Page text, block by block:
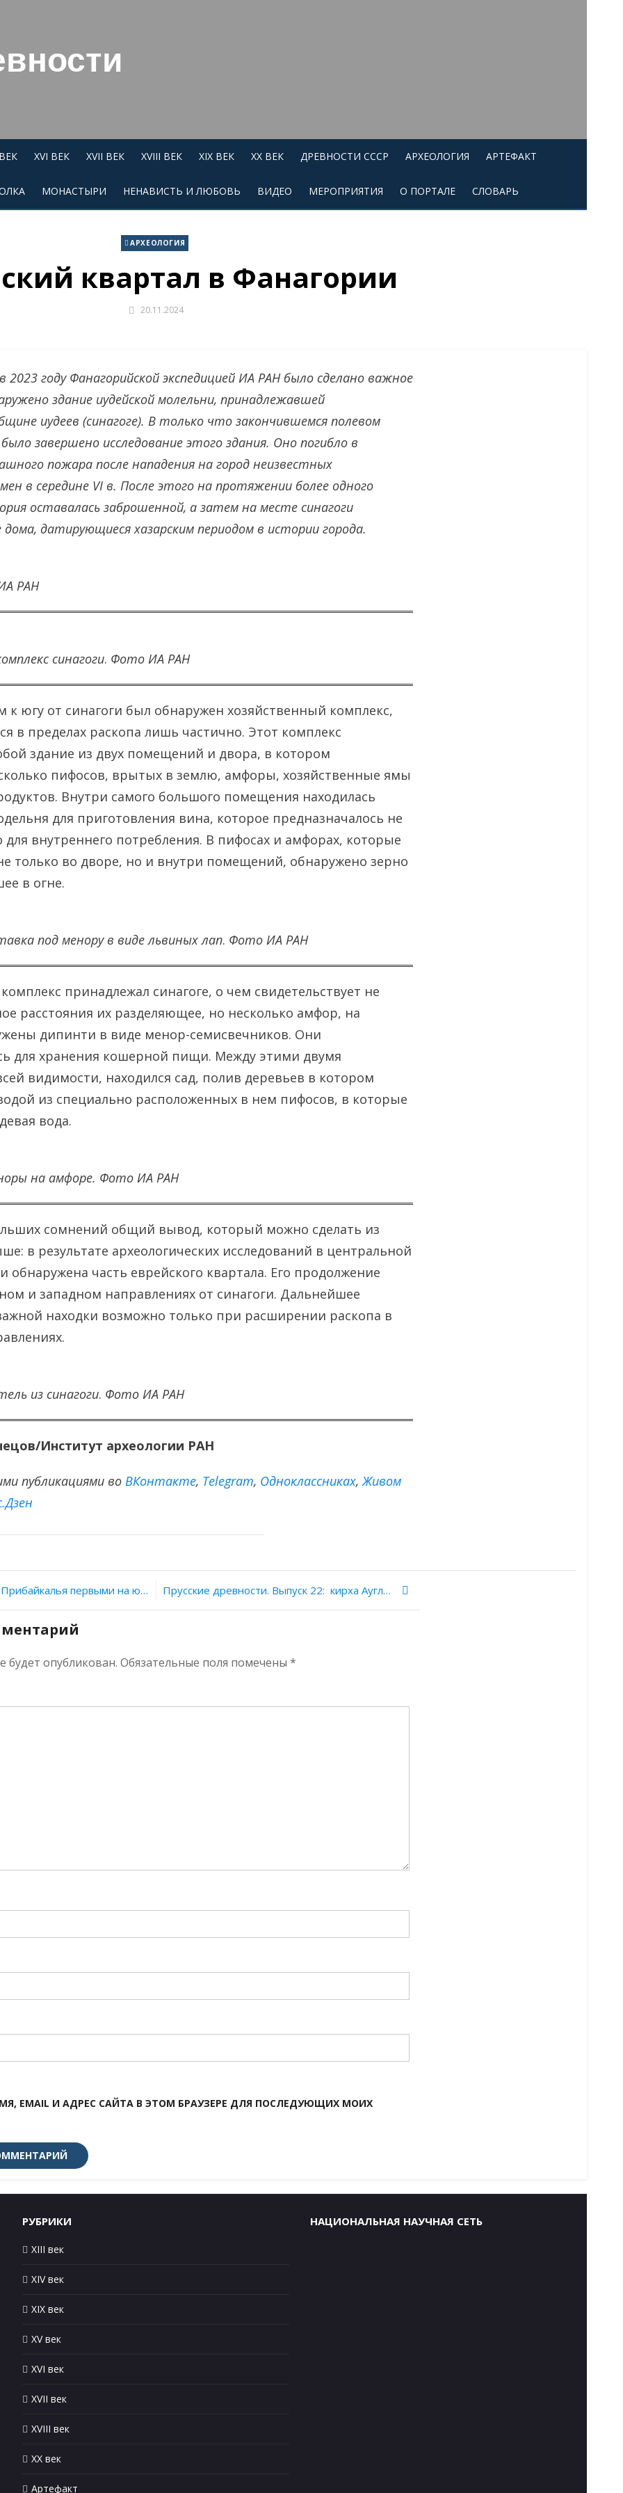
XVI ВЕК XVII ВЕК XVIII ВЕК XIX ВЕК XX ВЕК ДРЕВНОСТИ СССР АРХЕОЛОГИЯ АРТЕФАКТ
МОНАСТЫРИ НЕНАВИСТЬ И ЛЮБОВЬ ВИДЕО МЕРОПРИЯТИЯ О ПОРТАЛЕ СЛОВАРЬ
АРХЕОЛОГИЯ
квартал в Фанагории
20.11.2024
2023 году Фанагорийской экспедицией ИА РАН было сделано важное
здание иудейской молельни, принадлежавшей
иудеев (синагоге). В только что закончившемся полевом
было завершено исследование этого здания. Оно погибло в
пожара после нападения на город неизвестных
в середине VI в. После этого на протяжении более одного
оставалась заброшенной, а затем на месте синагоги
датирующиеся хазарским периодом в истории города.
РАН
синагоги. Фото ИА РАН
к югу от синагоги был обнаружен хозяйственный комплекс,
в пределах раскопа лишь частично. Этот комплекс
здание из двух помещений и двора, в котором
пифосов, врытых в землю, амфоры, хозяйственные ямы
Внутри самого большого помещения находилась
для приготовления вина, которое предназначалось не
внутреннего потребления. В пифосах и амфорах, которые
только во дворе, но и внутри помещений, обнаружено зерно
в огне.
под менору в виде львиных лап. Фото ИА РАН
принадлежал синагоге, о чем свидетельствует не
расстояния их разделяющее, но несколько амфор, на
дипинти в виде менор-семисвечников. Они
для хранения кошерной пищи. Между этими двумя
видимости, находился сад, полив деревьев в котором
из специально расположенных в нем пифосов, в которые
вода.
на амфоре. Фото ИА РАН
сомнений общий вывод, который можно сделать из
в результате археологических исследований в центральной
обнаружена часть еврейского квартала. Его продолжение
и западном направлениях от синагоги. Дальнейшее
находки возможно только при расширении раскопа в
из синагоги. Фото ИА РАН
Институт археологии РАН
публикациями во ВКонтакте, Тelegram, Одноклассниках,Живом
юге Восточной Сибири стали использовать собак для охоты Прусские древности. Выпуск 22: кирха Ауглиттена
будет опубликован. Обязательные поля помечены *
EMAIL И АДРЕС САЙТА В ЭТОМ БРАУЗЕРЕ ДЛЯ ПОСЛЕДУЮЩИХ МОИХ
РУБРИКИ
XIII век
XIV век
XIX век
XV век
XVI век
XVII век
XVIII век
XX век
Артефакт
НАЦИОНАЛЬНАЯ НАУЧНАЯ СЕТЬ